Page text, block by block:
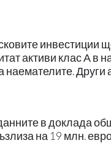
инвестиции
активи клас А в
наемателите. Други
в доклада
на 19 млн.